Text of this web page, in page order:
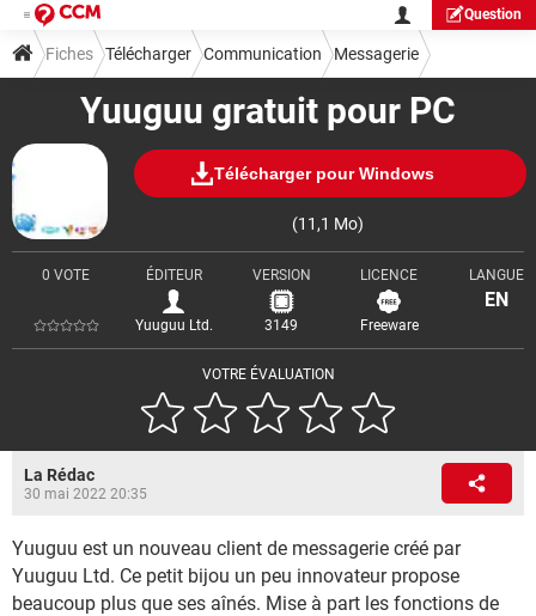
Question
Yuuguu gratuit pour PC
Télécharger pour Windows
(11,1 Mo)
VOTRE ÉVALUATION
0 VOTE ÉDITEUR
Yuuguu Ltd.
VERSION
3149
LICENCE
Freeware
LANGUE
EN
Fiches Télécharger Communication Messagerie
La Rédac
30 mai 2022 20:35
Yuuguu est un nouveau client de messagerie créé par
Yuuguu Ltd. Ce petit bijou un peu innovateur propose
beaucoup plus que ses aînés. Mise à part les fonctions de